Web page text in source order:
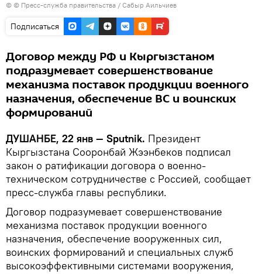
© © Пресс-служба правительства / Сабыр Аильчиев
Подписаться
Договор между РФ и Кыргызстаном
подразумевает совершенствование
механизма поставок продукции военного
назначения, обеспечение ВС и воинских
формирований
ДУШАНБЕ, 22 янв — Sputnik. Президент
Кыргызстана Сооронбай Жээнбеков подписал
закон о ратификации договора о военно-
техническом сотрудничестве с Россией, сообщает
пресс-служба главы республики.
Договор подразумевает совершенствование
механизма поставок продукции военного
назначения, обеспечение вооруженных сил,
воинских формирований и специальных служб
высокоэффективными системами вооружения,